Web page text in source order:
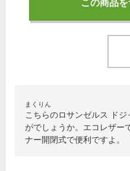
この商品
まくりん
こちらのロサンゼルス ド
がでしょうか。エコレザー
ナー開閉式で便利ですよ。